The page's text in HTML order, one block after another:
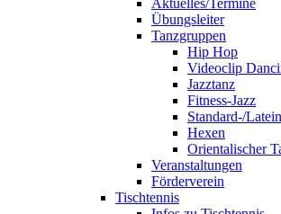
Aktuelles/Termine
Übungsleiter
Tanzgruppen
Hip Hop
Videoclip
Jazztanz
Fitness-Jazz
Standard-/
Hexen
Orientalischer
Veranstaltungen
Förderverein
Tischtennis